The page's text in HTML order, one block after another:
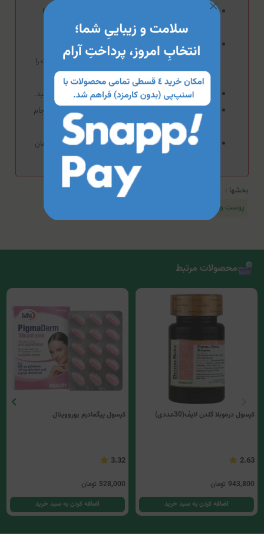
در صورت ابتلا به بیماری‌های کبدی و کلیوی پیش از مصرف با
پزشک یا داروساز مشورت کنید.
در صورت مصرف همزمان با سایر مکمل‌ها یا داروهایی نظیر
آنتی‌اسید و برخی از آنتی‌بیوتیک‌ها حتما فاصله 2 الی 4 ساعت را
رعایت کنید.
در صورت بروز هرگونه حساسیت از ادامه مصرف خودداری کنید.
مصرف در خانم‌های باردار و شیرده، حتما با مشورت پزشک انجام
شود.
این فرآورده مکمل است و جهت تشخیص، پیشگیری و یا درمان
بخشها :
پوست و مو و ناخن
محصولات مرتبط
کپسول درموبلا گلدن لایف(30عددی)
2.63
943,800 تومان
اضافه کردن به سبد خرید
کپسول پیگمادرم یوروویتال
3.32
528,000 تومان
اضافه کردن به سبد خرید